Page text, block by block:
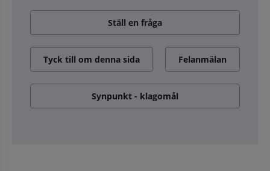
Ställ en fråga
Tyck till om denna sida Felanmälan
Synpunkt - klagomål